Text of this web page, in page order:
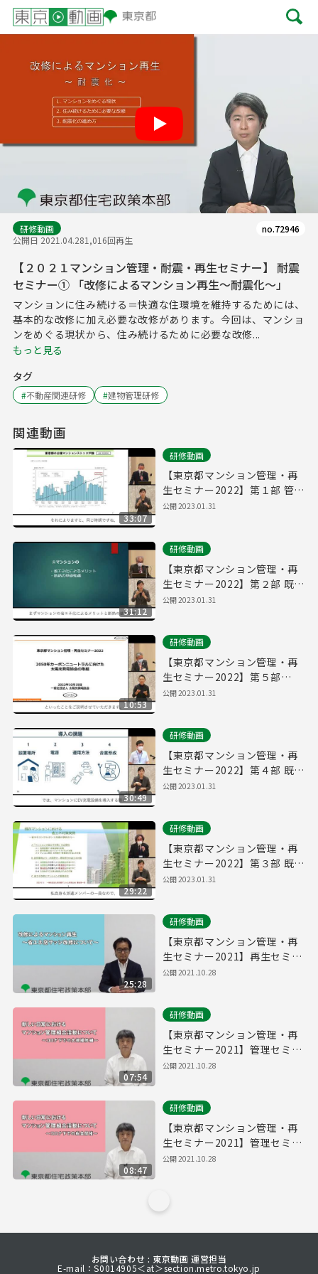
研修動画
公開日 2021.04.281,016回再生
no.72946
【２０２１マンション管理・耐震・再生セミナー】 耐震
セミナー① 「改修によるマンション再生～耐震化～」
マンションに住み続ける＝快適な住環境を維持するためには、
基本的な改修に加え必要な改修があります。今回は、マンショ
ンをめぐる現状から、住み続けるために必要な改修...
もっと見る
タグ
#不動産関連研修 #建物管理研修
関連動画
33:07
研修動画
【東京都マンション管理・再
生セミナー2022】第１部 管理
計画の認定取得のポイント
公開2023.01.31
31:12
研修動画
【東京都マンション管理・再
生セミナー2022】第２部 既存
マンション省エネ改修のご提
公開2023.01.31
10:53
研修動画
【東京都マンション管理・再
生セミナー2022】第５部
2050年カーボンニュートラル
公開2023.01.31
30:49
研修動画
【東京都マンション管理・再
生セミナー2022】第４部 既存
マンションでのEV充電器の導
公開2023.01.31
29:22
研修動画
【東京都マンション管理・再
生セミナー2022】第３部 既存
マンションにおける省エネ対
公開2023.01.31
25:28
研修動画
【東京都マンション管理・再
生セミナー2021】再生セミナ
ー「改修によるマンション再
公開2021.10.28
07:54
研修動画
【東京都マンション管理・再
生セミナー2021】管理セミナ
ー「新しい日常におけるマン
～」
公開2021.10.28
08:47
研修動画
【東京都マンション管理・再
生セミナー2021】管理セミナ
ー「新しい日常におけるマン
公開2021.10.28
お問い合わせ : 東京動画 運営担当
E-mail：S0014905＜at＞section.metro.tokyo.jp